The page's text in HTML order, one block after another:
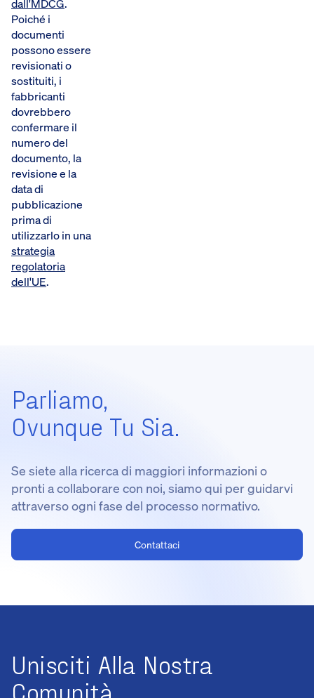
dall'MDCG.
Poiché i
documenti
possono essere
revisionati o
sostituiti, i
fabbricanti
dovrebbero
confermare il
numero del
documento, la
revisione e la
data di
pubblicazione
prima di
utilizzarlo in una
strategia
regolatoria
dell'UE.
Parliamo,
Ovunque Tu Sia.
Se siete alla ricerca di maggiori informazioni o
pronti a collaborare con noi, siamo qui per guidarvi
attraverso ogni fase del processo normativo.
Contattaci
Unisciti Alla Nostra
Comunità